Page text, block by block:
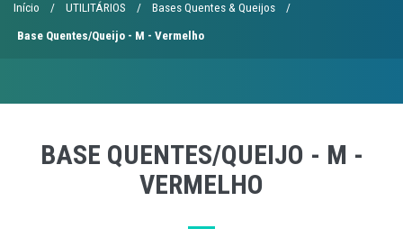
Início / UTILITÁRIOS / Bases Quentes & Queijos /
Base Quentes/Queijo - M - Vermelho
BASE QUENTES/QUEIJO - M -
VERMELHO